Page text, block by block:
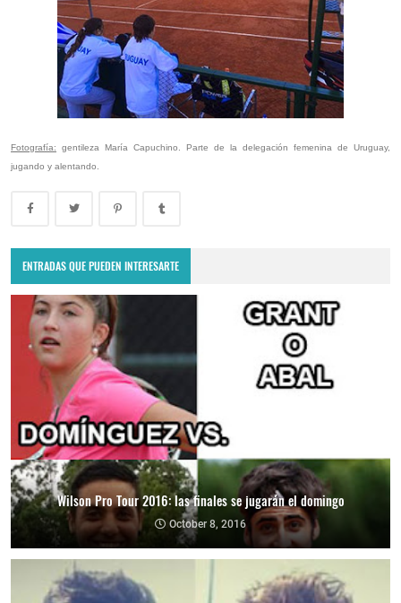
Fotografía: gentileza María Capuchino. Parte de la delegación femenina de Uruguay,
jugando y alentando.
ENTRADAS QUE PUEDEN INTERESARTE
Wilson Pro Tour 2016: las finales se jugarán el domingo
October 8, 2016